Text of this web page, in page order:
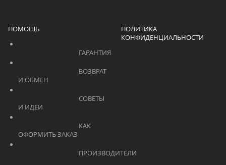
ПОМОЩЬ
ПОЛИТИКА
КОНФИДЕНЦИАЛЬНОСТИ